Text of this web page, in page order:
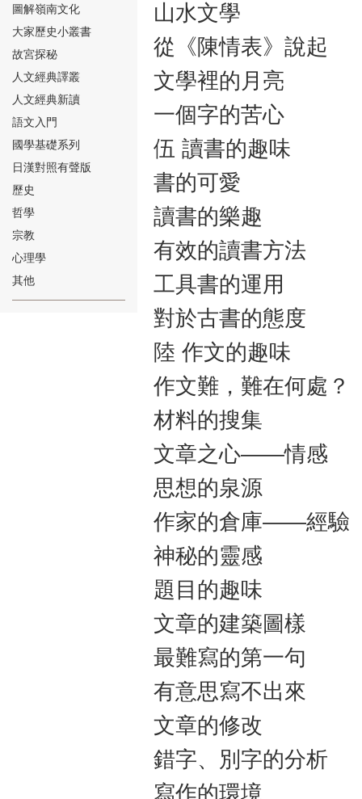
⑰
⑱
圖解嶺南文化
大家歷史小叢書
故宮探秘
人文經典譯叢
人文經典新讀
語文入門
國學基礎系列
日漢對照有聲版
歷史
哲學
宗教
心理學
其他
山水文學
從《陳情表》說起
文學裡的月亮
一個字的苦心
伍 讀書的趣味
書的可愛
讀書的樂趣
有效的讀書方法
工具書的運用
對於古書的態度
陸 作文的趣味
作文難，難在何處？
材料的搜集
文章之心——情感
思想的泉源
作家的倉庫——經驗
神秘的靈感
題目的趣味
文章的建築圖樣
最難寫的第一句
有意思寫不出來
文章的修改
錯字、別字的分析
寫作的環境